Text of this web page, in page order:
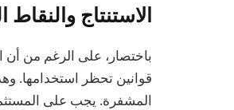
الاستنتاج والنقاط
باختصار، على الرغم من أن
قوانين تحظر استخدامها.
المشفرة. يجب على